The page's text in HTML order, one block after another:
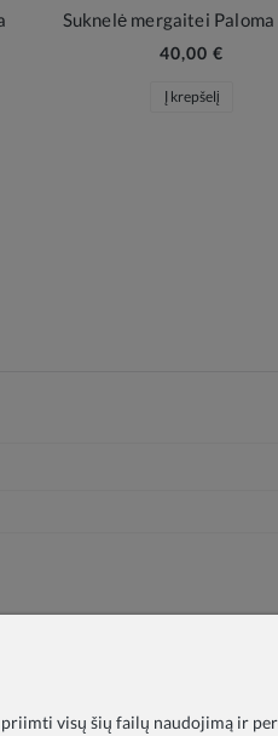
Suknelė mergaitei
40,00 €
Į krepšelį
visų šių failų naudojimą ir